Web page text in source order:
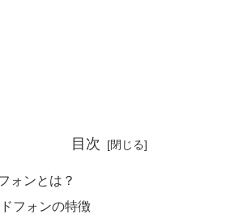
目次
ォンとは？
フォンの特徴